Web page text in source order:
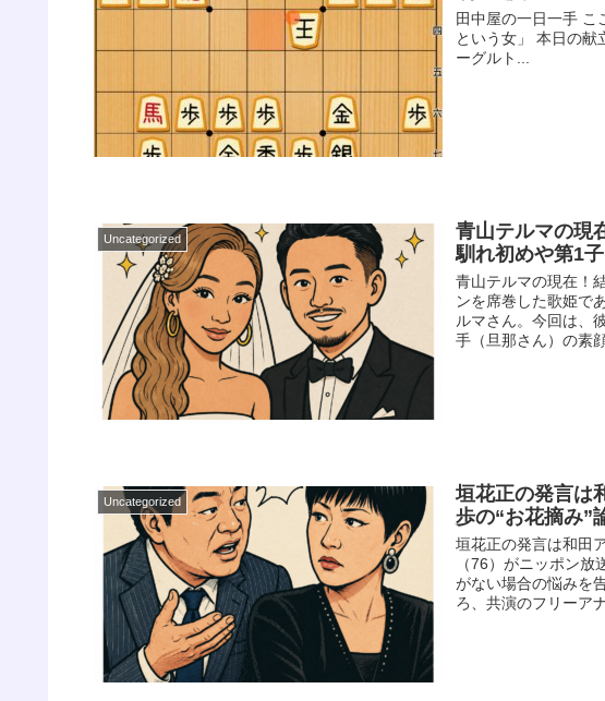
田中屋の一日一手 こ
という女」 本日の
ーグルト...
Uncategorized
青山テルマの現
馴れ初めや第1
青山テルマの現在！
ンを席巻した歌姫で
ルマさん。今回は、
手（旦那さん）の素
Uncategorized
垣花正の発言は
歩の“お花摘み”
垣花正の発言は和田
（76）がニッポン
がない場合の悩みを
ろ、共演のフリーア